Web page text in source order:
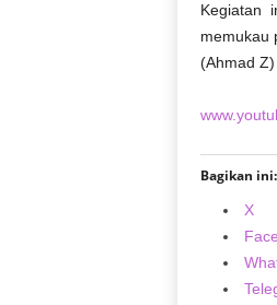
Kegiatan
memukau
(Ahmad Z)
Bagikan ini:
X